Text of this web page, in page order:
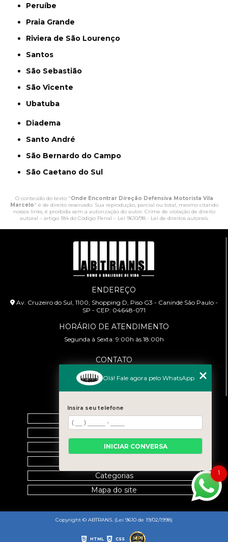
Peruíbe
Praia Grande
Riviera de São Lourenço
Santos
São Sebastião
São Vicente
Ubatuba
Diadema
Santo André
São Bernardo do Campo
São Caetano do Sul
O conteúdo do texto "Onde Encontrar Direção Defensiva Motorista Vila
Marcelo" é de direito reservado. Sua reprodução, parcial ou total, mesmo citando
nossos links, é proibida sem a autorização do autor. Crime de violação de direito
autoral – artigo 184 do Código Penal – Lei 9610/98 - Lei de direitos autorais.
ENDEREÇO
Av. Cruzeiro do Sul, 1100, Shopping D, Piso G3 - Canindé São Paulo -
SP - CEP: 04648-071
HORÁRIO DE ATENDIMENTO
Segunda à Sexta: 9:00h às 18:00h
CONTATO
(11) 99458-7351
cursoabtrans@gmail.com
MENU
Home
Empresa
Galeria
Categorias
Mapa do site
Copyright © ABTRANS. (Lei 9610 de 19/02/1998)
HTML CSS
1
Olá! Fale agora pelo WhatsApp
Insira seu telefone
INICIAR CONVERSA